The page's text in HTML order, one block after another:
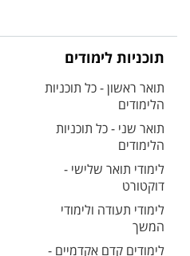
תוכניות לימודים
תואר ראשון - כל תוכניות
הלימודים
תואר שני - כל תוכניות
הלימודים
לימודי תואר שלישי -
דוקטורט
לימודי תעודה ולימודי
המשך
לימודים קדם אקדמיים -